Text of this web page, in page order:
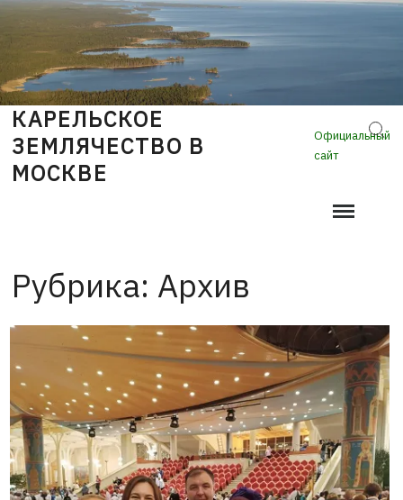
Skip
КАРЕЛЬСКОЕ
ЗЕМЛЯЧЕСТВО В
МОСКВЕ
Официальный
сайт
Рубрика: Архив